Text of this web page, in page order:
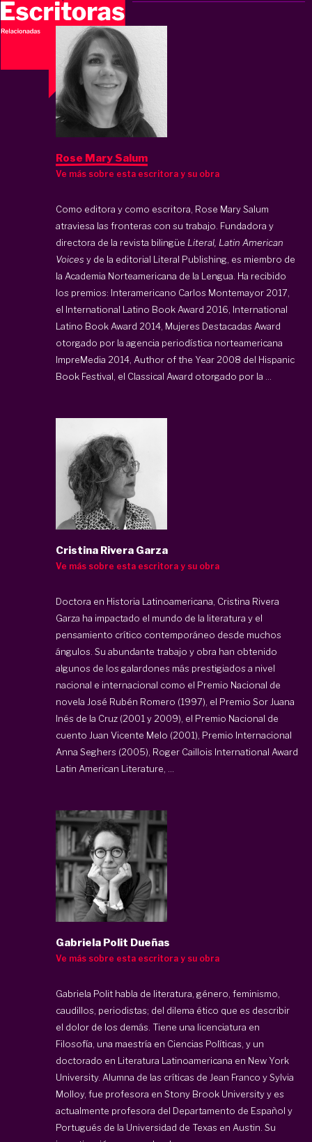
Rose Mary Salum
Ve más sobre esta escritora y su obra
Como editora y como escritora, Rose Mary Salum
atraviesa las fronteras con su trabajo. Fundadora y
directora de la revista bilingüe Literal, Latin American
Voices y de la editorial Literal Publishing, es miembro de
la Academia Norteamericana de la Lengua. Ha recibido
los premios: Interamericano Carlos Montemayor 2017,
el International Latino Book Award 2016, International
Latino Book Award 2014, Mujeres Destacadas Award
otorgado por la agencia periodística norteamericana
ImpreMedia 2014, Author of the Year 2008 del Hispanic
Book Festival, el Classical Award otorgado por la ...
Cristina Rivera Garza
Ve más sobre esta escritora y su obra
Doctora en Historia Latinoamericana, Cristina Rivera
Garza ha impactado el mundo de la literatura y el
pensamiento crítico contemporáneo desde muchos
ángulos. Su abundante trabajo y obra han obtenido
algunos de los galardones más prestigiados a nivel
nacional e internacional como el Premio Nacional de
novela José Rubén Romero (1997), el Premio Sor Juana
Inés de la Cruz (2001 y 2009), el Premio Nacional de
cuento Juan Vicente Melo (2001), Premio Internacional
Anna Seghers (2005), Roger Caillois International Award
Latin American Literature, ...
Gabriela Polit Dueñas
Ve más sobre esta escritora y su obra
Gabriela Polit habla de literatura, género, feminismo,
caudillos, periodistas; del dilema ético que es describir
el dolor de los demás. Tiene una licenciatura en
Filosofía, una maestría en Ciencias Políticas, y un
doctorado en Literatura Latinoamericana en New York
University. Alumna de las críticas de Jean Franco y Sylvia
Molloy, fue profesora en Stony Brook University y es
actualmente profesora del Departamento de Español y
Portugués de la Universidad de Texas en Austin. Su